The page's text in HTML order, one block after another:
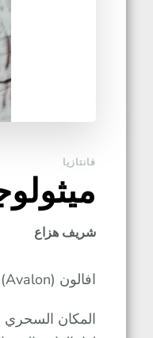
فانتازيا
شريف هزاع
افالون (Avalon) ارض الجنيات و ضباب الزمان
المكان السحري